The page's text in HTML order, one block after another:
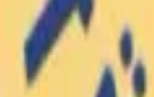
anlatım · MEB uyumlu